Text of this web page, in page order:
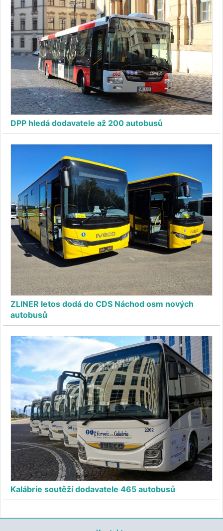
DPP hledá dodavatele až 200 autobusů
ZLINER letos dodá do CDS Náchod osm nových
autobusů
Kalábrie soutěží dodavatele 465 autobusů